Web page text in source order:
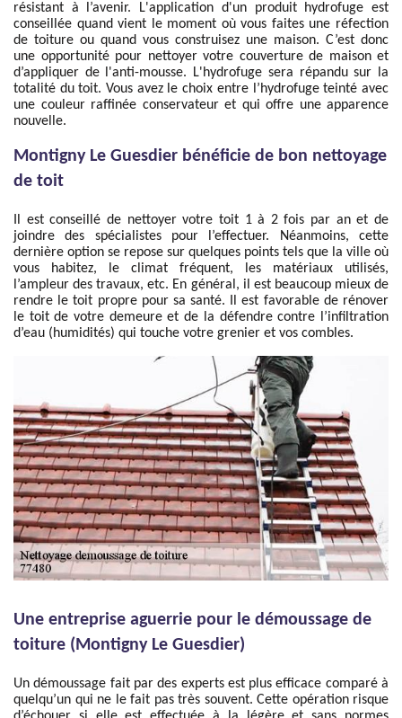
résistant à l’avenir. L'application d'un produit hydrofuge est
conseillée quand vient le moment où vous faites une réfection
de toiture ou quand vous construisez une maison. C’est donc
une opportunité pour nettoyer votre couverture de maison et
d’appliquer de l'anti-mousse. L'hydrofuge sera répandu sur la
totalité du toit. Vous avez le choix entre l’hydrofuge teinté avec
une couleur raffinée conservateur et qui offre une apparence
nouvelle.
Montigny Le Guesdier bénéficie de bon nettoyage
de toit
Il est conseillé de nettoyer votre toit 1 à 2 fois par an et de
joindre des spécialistes pour l’effectuer. Néanmoins, cette
dernière option se repose sur quelques points tels que la ville où
vous habitez, le climat fréquent, les matériaux utilisés,
l’ampleur des travaux, etc. En général, il est beaucoup mieux de
rendre le toit propre pour sa santé. Il est favorable de rénover
le toit de votre demeure et de la défendre contre l’infiltration
d’eau (humidités) qui touche votre grenier et vos combles.
Une entreprise aguerrie pour le démoussage de
toiture (Montigny Le Guesdier)
Un démoussage fait par des experts est plus efficace comparé à
quelqu’un qui ne le fait pas très souvent. Cette opération risque